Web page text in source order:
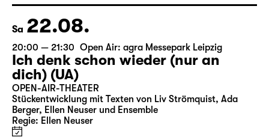
Sa 22.08.
20:00 — 21:30 Open Air: agra Messepark Leipzig
Ich denk schon wieder (nur an
dich) (UA)
OPEN-AIR-THEATER
Stückentwicklung mit Texten von Liv Strömquist, Ada
Berger, Ellen Neuser und Ensemble
Regie: Ellen Neuser